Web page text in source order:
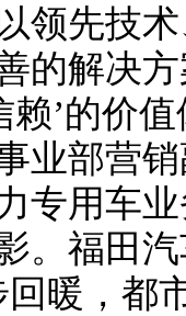
领先技
的解决
’的价
部营销
用车业
。福田
暖，都